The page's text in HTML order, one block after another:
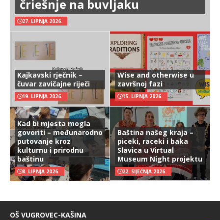
čriešnje na buvljaku
27. LIPNJA 2026.
Kajkavski rječnik –
čuvar zavičajne riječi
19. LIPNJA 2026.
Wise and otherwise u
završnoj fazi
15. LIPNJA 2026.
Kad bi mjesta mogla
govoriti – međunarodno
putovanje kroz
kulturnu i prirodnu
baštinu
8. LIPNJA 2026.
Baština našeg kraja –
piceki, raceki i baka
Slavica u Virtual
Museum Night projektu
22. SIJEČNJA 2026.
OŠ VUGROVEC-KAŠINA